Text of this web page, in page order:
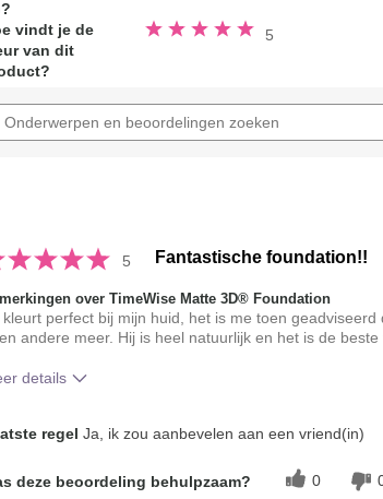
vindt je de
van dit
5
Beoordeeld
5.0
5 Fantastische foundation!!
over TimeWise Matte 3D® Foundation
kleurt perfect bij mijn huid, het is me toen
andere meer. Hij is heel natuurlijk en het is de
details
bevalt je het product in vergelijking met andere
merken decoratieve make-up?
regel Ja, ik zou aanbevelen aan een vriend(in)
deze beoordeling behulpzaam? 0